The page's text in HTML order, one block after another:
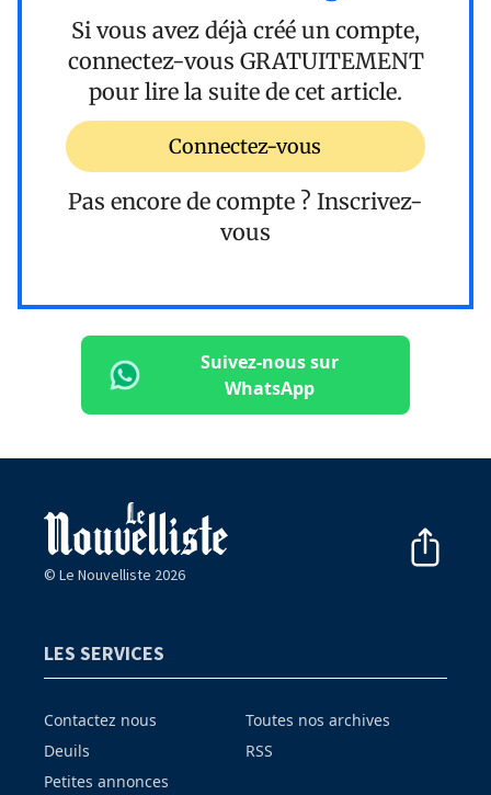
Si vous avez déjà créé un compte,
connectez-vous GRATUITEMENT
pour lire la suite de cet article.
Connectez-vous
Pas encore de compte ? Inscrivez-
vous
Suivez-nous sur
WhatsApp
© Le Nouvelliste 2026
LES SERVICES
Contactez nous
Deuils
Petites annonces
Toutes nos archives
RSS